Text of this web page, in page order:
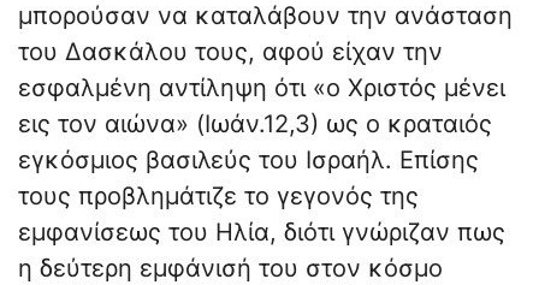
μπορούσαν να καταλάβουν την ανάσταση
του Δασκάλου τους, αφού είχαν την
εσφαλμένη αντίληψη ότι «ο Χριστός μένει
εις τον αιώνα» (Ιωάν.12,3) ως ο κραταιός
εγκόσμιος βασιλεύς του Ισραήλ. Επίσης
τους προβλημάτιζε το γεγονός της
εμφανίσεως του Ηλία, διότι γνώριζαν πως
η δεύτερη εμφάνισή του στον κόσμο